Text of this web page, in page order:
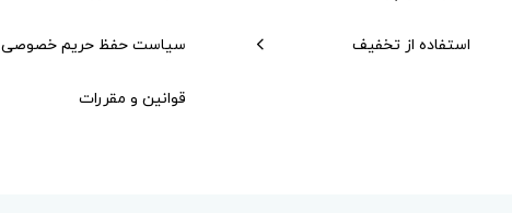
استفاده از تخفیف
سیاست حفظ حریم خصوصی
قوانین و مقررات